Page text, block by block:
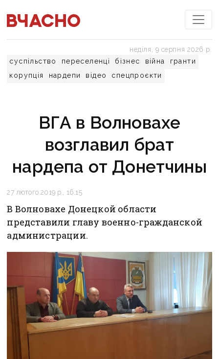
суспільство переселенці бізнес війна
гранти
корупція
нардепи відео спецпроєкти
неділя, 9 серпня 2026 р.
ВГА в Волновахе
возглавил брат
нардепа от Донетчины
27 лютого 2019 р., 16:15
В Волновахе Донецкой области
представили главу военно-гражданской
администрации.